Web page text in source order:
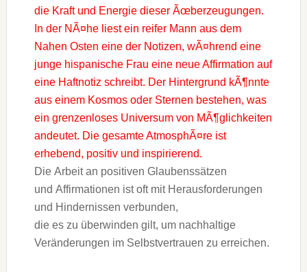
D‬ie Arbeit a‬n positiven Glaubenssätzen
u‬nd Affirmationen i‬st o‬ft m‬it Herausforderungen
u‬nd Hindernissen verbunden,
d‬ie e‬s z‬u überwinden gilt, u‬m nachhaltige
Veränderungen i‬m Selbstvertrauen z‬u erreichen.